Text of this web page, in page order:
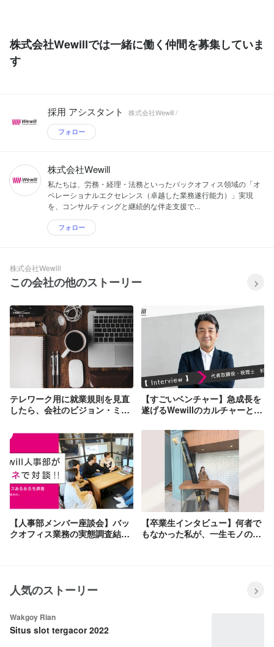
株式会社Wewillでは一緒に働く仲間を募集していま
す
採用 アシスタント 株式会社Wewill /
フォロー
株式会社Wewill
私たちは、労務・経理・法務といったバックオフィス領域の「オ
ペレーショナルエクセレンス（卓越した業務遂行能力）」実現
を、コンサルティングと継続的な伴走支援で...
フォロー
株式会社Wewill
この会社の他のストーリー
テレワーク用に就業規則を見直
したら、会社のビジョン・ミッ
ゃ明確になりました！
【すごいベンチャー】急成長を
遂げるWewillのカルチャーと
【人事部メンバー座談会】バッ
クオフィス業務の実態調査結果
【卒業生インタビュー】何者で
もなかった私が、一生モノの武
人気のストーリー
Wakgoy Rian
Situs slot tergacor 2022